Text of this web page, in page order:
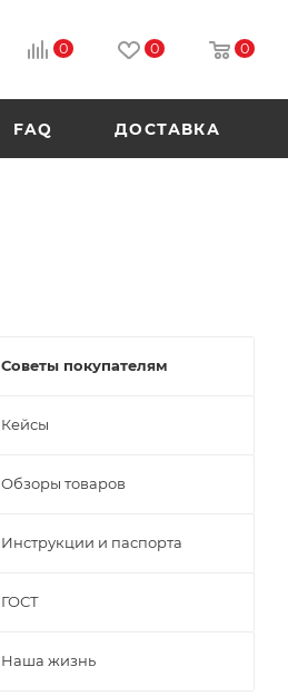
0 0 0
FAQ ДОСТАВКА
Советы покупателям
Кейсы
Обзоры товаров
Инструкции и паспорта
ГОСТ
Наша жизнь